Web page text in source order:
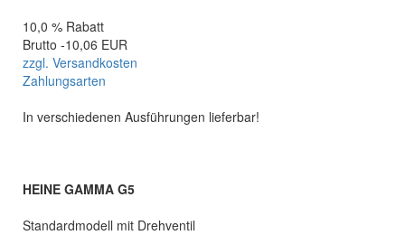
10,0 % Rabatt
Brutto -10,06 EUR
zzgl. Versandkosten
Zahlungsarten
In verschiedenen Ausführungen lieferbar!
HEINE GAMMA G5
Standardmodell mit Drehventil